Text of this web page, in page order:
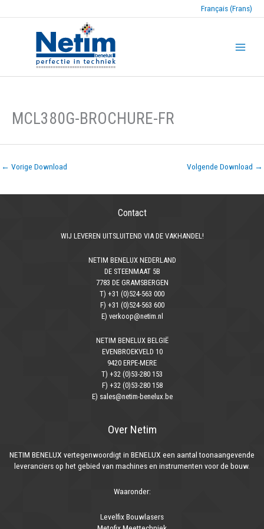
Français (Frans)
MCL380G-BROCHURE-FR
← Vorige Download Volgende Download →
Contact
WIJ LEVEREN UITSLUITEND VIA DE VAKHANDEL!
NETIM BENELUX NEDERLAND
DE STEENMAAT 5B
7783 DE GRAMSBERGEN
T) +31 (0)524-563 000
F) +31 (0)524-563 600
E) verkoop@netim.nl
NETIM BENELUX BELGIË
EVENBROEKVELD 10
9420 ERPE-MERE
T) +32 (0)53-280 153
F) +32 (0)53-280 158
E) sales@netim-benelux.be
Over Netim
NETIM BENELUX vertegenwoordigt in BENELUX een aantal toonaangevende
leveranciers op het gebied van machines en instrumenten voor de bouw.
Waaronder:
Levelfix Bouwlasers